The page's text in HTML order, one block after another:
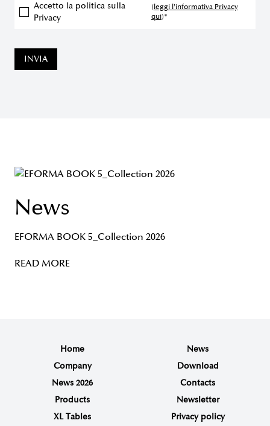
Accetto la politica sulla
Privacy
(leggi l'informativa Privacy
qui)*
INVIA
News
EFORMA BOOK 5_Collection 2026
READ MORE
Home
Company
News 2026
Products
XL Tables
News
Download
Contacts
Newsletter
Privacy policy